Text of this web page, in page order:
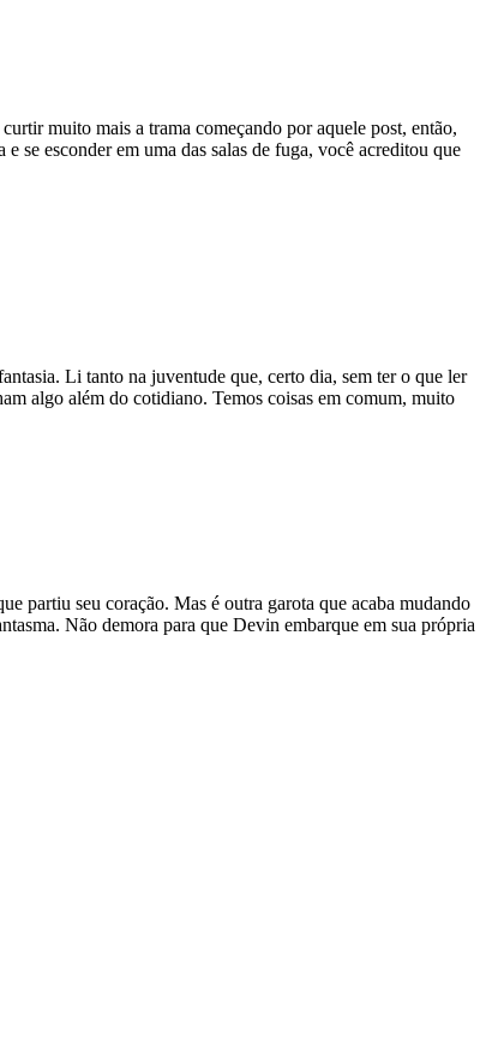
muito mais a trama começando por aquele post, então,
se esconder em uma das salas de fuga, você acreditou que
Li tanto na juventude que, certo dia, sem ter o que ler
algo além do cotidiano. Temos coisas em comum, muito
partiu seu coração. Mas é outra garota que acaba mudando
Não demora para que Devin embarque em sua própria